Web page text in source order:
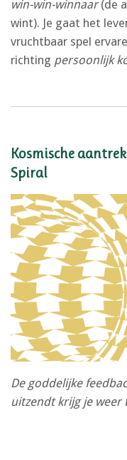
win-win-winnaar(de
wint). Je gaat het
vruchtbaar spel
richting persoonlijk
Kosmische
Spiral
De goddelijke
uitzendt krijg je weer